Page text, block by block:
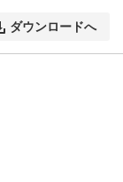
ダウンロードへ